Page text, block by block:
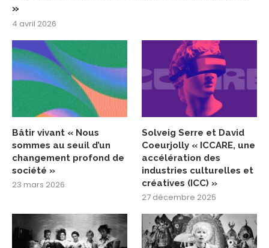
»
4 avril 2026
Bâtir vivant « Nous
sommes au seuil d’un
changement profond de
société »
23 mars 2026
Solveig Serre et David
Coeurjolly « ICCARE, une
accélération des
industries culturelles et
créatives (ICC) »
27 décembre 2025